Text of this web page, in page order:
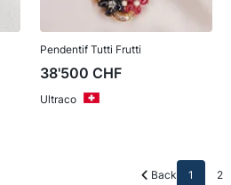
Pendentif Tutti Frutti
38'500 CHF
Ultraco
Back 1 2